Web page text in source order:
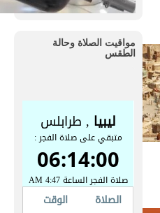
مواقيت الصلاة وحالة
الطقس